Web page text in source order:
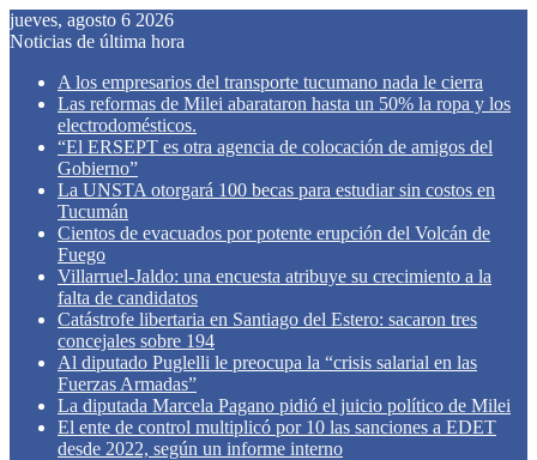
jueves, agosto 6 2026
Noticias de última hora
A los empresarios del transporte tucumano nada le cierra
Las reformas de Milei abarataron hasta un 50% la ropa y los
electrodomésticos.
“El ERSEPT es otra agencia de colocación de amigos del
Gobierno”
La UNSTA otorgará 100 becas para estudiar sin costos en
Tucumán
Cientos de evacuados por potente erupción del Volcán de
Fuego
Villarruel-Jaldo: una encuesta atribuye su crecimiento a la
falta de candidatos
Catástrofe libertaria en Santiago del Estero: sacaron tres
concejales sobre 194
Al diputado Puglelli le preocupa la “crisis salarial en las
Fuerzas Armadas”
La diputada Marcela Pagano pidió el juicio político de Milei
El ente de control multiplicó por 10 las sanciones a EDET
desde 2022, según un informe interno